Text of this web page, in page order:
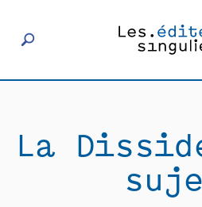
Éditeurs
La